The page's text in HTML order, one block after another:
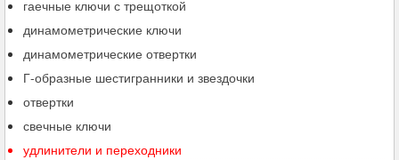
гаечные ключи с трещоткой
динамометрические ключи
динамометрические отвертки
Г-образные шестигранники и звездочки
отвертки
свечные ключи
удлинители и переходники